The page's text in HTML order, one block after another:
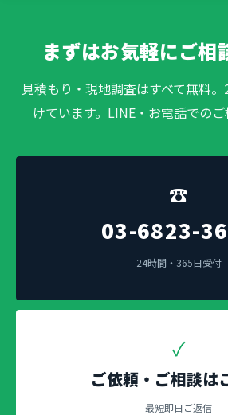
まずはお気軽にご相
見積もり・現地調査はすべて無料
けています。LINE・お電話でのご
☎
03-6823-
24時間・365日受付
✓
ご依頼・ご相談は
最短即日ご返信